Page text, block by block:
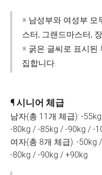
※ 남성부와 여성부 모
스터, 그랜드마스터,
※ 굵은 글씨로 표시된
집합니다.
¶ 시니어 체급
남자(총 11개 체급): -
-80kg / -85kg / -90kg / -
여자(총 8개 체급): -
-80kg / -90kg / +90kg